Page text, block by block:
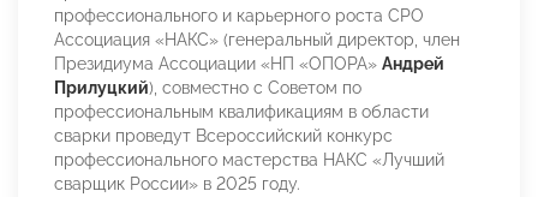
профессионального и карьерного роста СРО
Ассоциация «НАКС» (генеральный директор, член
Президиума Ассоциации «НП «ОПОРА» Андрей
Прилуцкий), совместно с Советом по
профессиональным квалификациям в области
сварки проведут Всероссийский конкурс
профессионального мастерства НАКС «Лучший
сварщик России» в 2025 году.